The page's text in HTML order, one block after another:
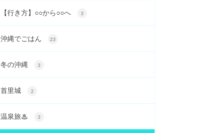
【行き方】○○から○○へ 3
沖縄でごはん 23
冬の沖縄 3
首里城 2
温泉旅♨ 3